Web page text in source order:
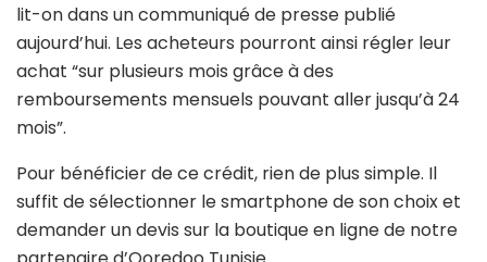
lit-on dans un communiqué de presse publié
aujourd’hui. Les acheteurs pourront ainsi régler leur
achat “sur plusieurs mois grâce à des
remboursements mensuels pouvant aller jusqu’à 24
mois”.
Pour bénéficier de ce crédit, rien de plus simple. Il
suffit de sélectionner le smartphone de son choix et
demander un devis sur la boutique en ligne de notre